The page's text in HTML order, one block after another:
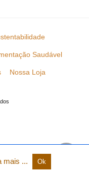
Saudável
Nossa Loja
mais ... Ok